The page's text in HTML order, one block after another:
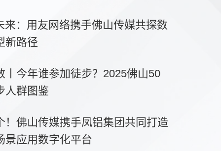
来：用友网络携手佛山传媒共探数
新路径
丨今年谁参加徒步？2025佛山50
人群图鉴
！佛山传媒携手凤铝集团共同打造
景应用数字化平台